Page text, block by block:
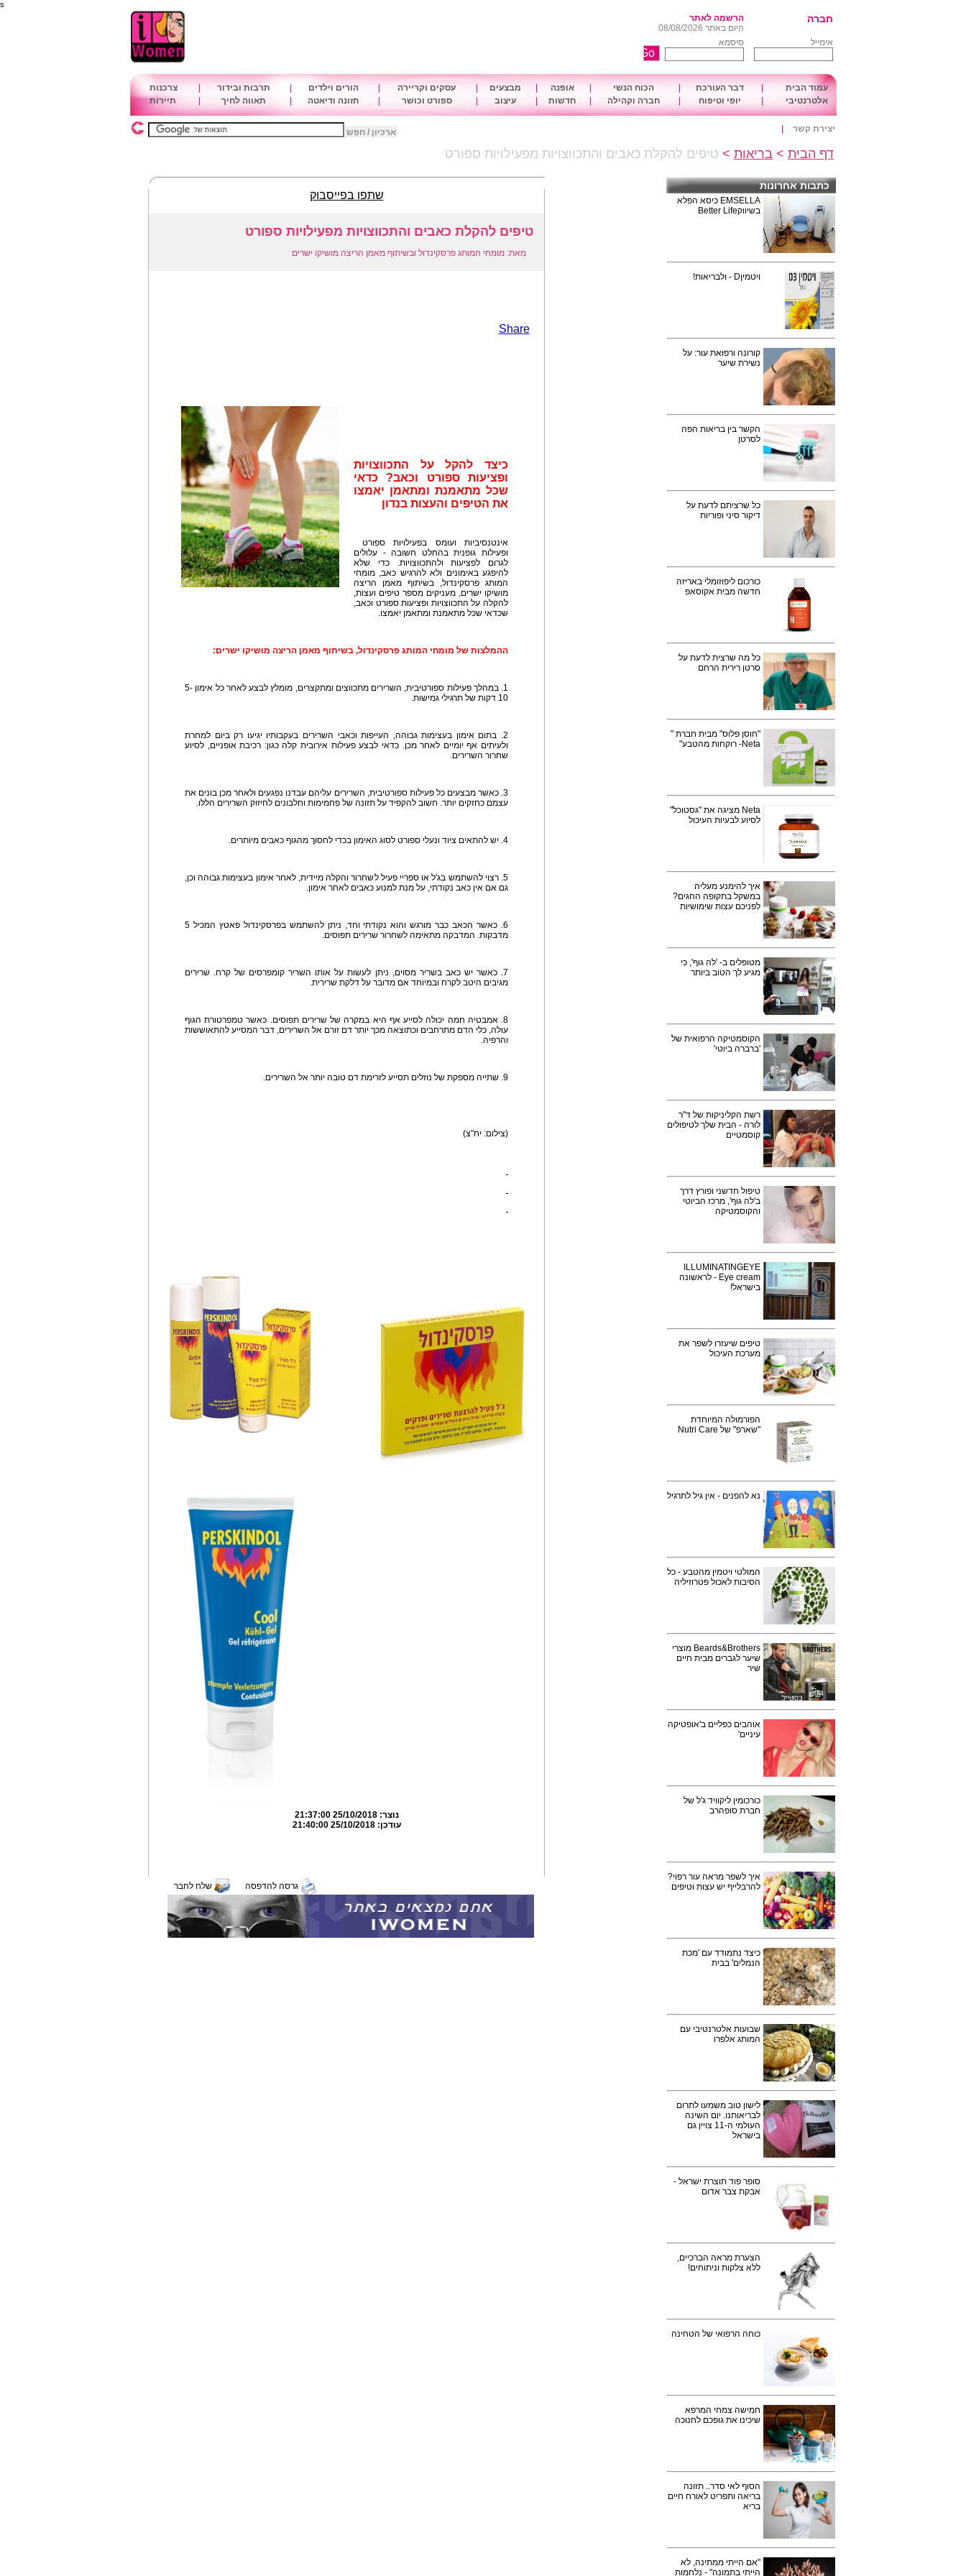
s
חברה
הרשמה לאתר
היום באתר 08/08/2026
אימייל
סיסמא
עמוד הבית דבר העורכת הכוח הנשי אופנה מבצעים עסקים וקריירה הורים וילדים תרבות ובידור
צרכנות
אלטרנטיבי
יופי וטיפוח חברה וקהילה חדשות עיצוב ספורט וכושר תזונה ודיאטה תאווה לחיך תיירות
יצירת קשר ארכיון / חפש
דף הבית > בריאות > טיפים להקלת כאבים והתכווצויות מפעילויות ספורט
כתבות אחרונות
EMSELLA כיסא הפלא
בשיווקBetter Life
ויטמיןD - ולבריאות!
קורונה ורפואת עור: על
נשירת שיער
הקשר בין בריאות הפה
לסרטן
כל שרציתם לדעת על
דיקור סיני ופוריות
כורכום ליפוזומלי באריזה
חדשה מבית אקוסאפ
כל מה שרצית לדעת על
סרטן רירית הרחם
"חוסן פלוס" מבית חברת "
Neta- רוקחות מהטבע"
Neta מציגה את "גסטוכל"
לסיוע לבעיות העיכול
איך להימנע מעליה
במשקל בתקופה החגים?
לפניכם עצות שימושיות
מטופלים ב- 'לה גוף', כי
מגיע לך הטוב ביותר
הקוסמטיקה הרפואית של
'ברברה ביוטי'
רשת הקליניקות של ד"ר
לורה - הבית שלך לטיפולים
קוסמטיים
טיפול חדשני ופורץ דרך
ב'לה גוף', מרכז הביוטי
והקוסמטיקה
ILLUMINATINGEYE
Eye cream - לראשונה
בישראל!
טיפים שיעזרו לשפר את
מערכת העיכול
הפורמולה המיוחדת
"שארפ" של Nutri Care
נא להפנים - אין גיל לתרגיל
המולטי ויטמין מהטבע - כל
הסיבות לאכול פטרוזיליה
Beards&Brothers מוצרי
שיער לגברים מבית חיים
שיר
אוהבים כפליים ב'אופטיקה
עיניים'
כורכומין ליקוויד ג'ל של
חברת סופהרב
איך לשפר מראה עור רפוי?
להרבלייף יש עצות וטיפים
כיצד נתמודד עם 'מכת
הנמלים' בבית
שבועות אלטרנטיבי עם
המותג אלפרו
לישון טוב משמעו לתרום
לבריאותנו. יום השינה
העולמי ה-11 צויין גם
בישראל
סופר פוד תוצרת ישראל -
אבקת צבר אדום
הצערת מראה הברכיים,
ללא צלקות וניתוחים!
כוחה הרפואי של הטחינה
חמישה צמחי המרפא
שיכינו את גופכם לחנוכה
הסוף לאי סדר.. תזונה
בריאה ותפריט לאורח חיים
בריא
"אם הייתי ממתינה, לא
הייתי בתמונה" - נלחמות
שתפו בפייסבוק
טיפים להקלת כאבים והתכווצויות מפעילויות ספורט
מאת: מומחי המותג פרסקינדול ובשיתוף מאמן הריצה מושיקו ישרים
Share
כיצד להקל על התכווצויות
ופציעות ספורט וכאב? כדאי
שכל מתאמנת ומתאמן יאמצו
את הטיפים והעצות בנדון
אינטנסיביות ועומס בפעילויות ספורט
ופעילות גופנית בהחלט חשובה - עלולים
לגרום לפציעות ולהתכווצויות. כדי שלא
להיפגע באימונים ולא להרגיש כאב, מומחי
המותג פרסקינדול, בשיתוף מאמן הריצה
מושיקו ישרים, מעניקים מספר טיפים ועצות,
להקלה על התכווצויות ופציעות ספורט וכאב,
שכדאי שכל מתאמנת ומתאמן יאמצו.
ההמלצות של מומחי המותג פרסקינדול, בשיתוף מאמן הריצה מושיקו ישרים:
1. במהלך פעילות ספורטיבית, השרירים מתכווצים ומתקצרים, מומלץ לבצע לאחר כל אימון 5-
10 דקות של תרגילי גמישות.
2. בתום אימון בעצימות גבוהה, העייפות וכאבי השרירים בעקבותיו יגיעו רק ביום למחרת
ולעיתים אף יומיים לאחר מכן. כדאי לבצע פעילות אירובית קלה כגון: רכיבת אופניים, לסיוע
שחרור השרירים.
3. כאשר מבצעים כל פעילות ספורטיבית, השרירים עליהם עבדנו נפגעים ולאחר מכן בונים את
עצמם כחזקים יותר. חשוב להקפיד על תזונה של פחמימות וחלבונים לחיזוק השרירים הללו.
4. יש להתאים ציוד ונעלי ספורט לסוג האימון בכדי לחסוך מהגוף כאבים מיותרים.
5. רצוי להשתמש בג'ל או ספריי פעיל לשחרור והקלה מיידית, לאחר אימון בעצימות גבוהה וכן,
גם אם אין כאב נקודתי, על מנת למנוע כאבים לאחר אימון.
6. כאשר הכאב כבר מורגש והוא נקודתי וחד, ניתן להשתמש בפרסקינדול פאטץ המכיל 5
מדבקות. המדבקה מתאימה לשחרור שרירים תפוסים.
7. כאשר יש כאב בשריר מסוים, ניתן לעשות על אותו השריר קומפרסים של קרח. שרירים
מגיבים היטב לקרח ובמיוחד אם מדובר על דלקת שרירית.
8. אמבטיה חמה יכולה לסייע אף היא במקרה של שרירים תפוסים. כאשר טמפרטורת הגוף
עולה, כלי הדם מתרחבים וכתוצאה מכך יותר דם זורם אל השרירים, דבר המסייע להתאוששות
והרפיה.
9. שתייה מספקת של נוזלים תסייע לזרימת דם טובה יותר אל השרירים.
(צילום: יח"צ)
נוצר:25/10/2018 21:37:00
עודכן:25/10/2018 21:40:00
גרסה להדפסה שלח לחבר